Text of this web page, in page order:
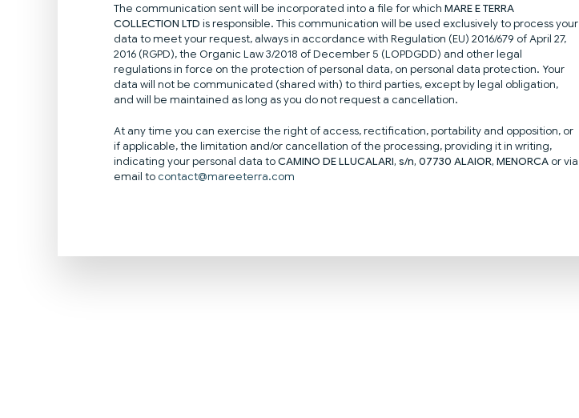
The communication sent will be incorporated into a file for which MARE E TERRA
COLLECTION LTD is responsible. This communication will be used exclusively to process your
data to meet your request, always in accordance with Regulation (EU) 2016/679 of April 27,
2016 (RGPD), the Organic Law 3/2018 of December 5 (LOPDGDD) and other legal
regulations in force on the protection of personal data, on personal data protection. Your
data will not be communicated (shared with) to third parties, except by legal obligation,
and will be maintained as long as you do not request a cancellation.
At any time you can exercise the right of access, rectification, portability and opposition, or
if applicable, the limitation and/or cancellation of the processing, providing it in writing,
indicating your personal data toCAMINO DE LLUCALARI, s/n, 07730 ALAIOR, MENORCA or via
email to contact@mareeterra.com